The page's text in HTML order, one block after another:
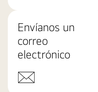
Envíanos un
correo
electrónico